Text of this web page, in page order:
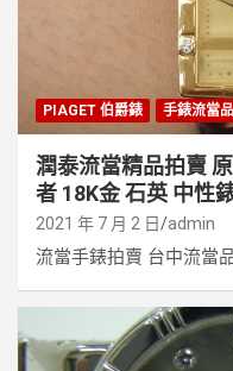
PIAGET 伯爵錶 手錶流當品
潤泰流當精品拍賣
者 18K金 石英 中性
2021 年 7 月 2 日 admin
流當手錶拍賣 台中流當